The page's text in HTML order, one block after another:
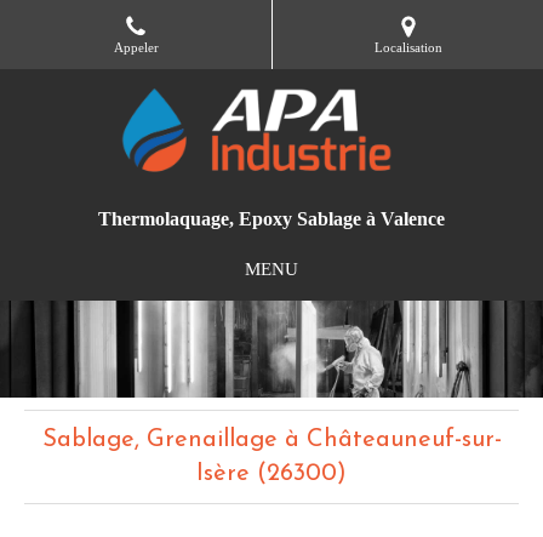
Appeler Localisation
Thermolaquage, Epoxy Sablage à Valence
MENU
Sablage, Grenaillage à Châteauneuf-sur-
Isère (26300)